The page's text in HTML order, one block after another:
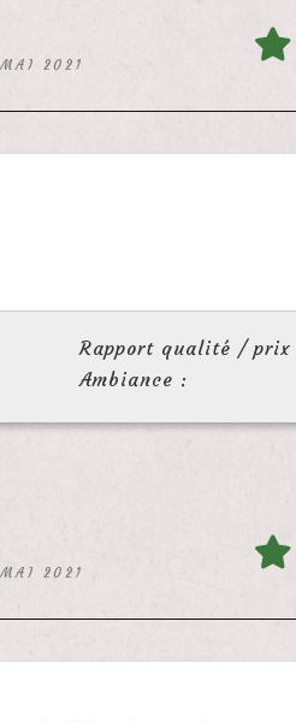
2021
Rapport qualité / prix
Ambiance :
2021